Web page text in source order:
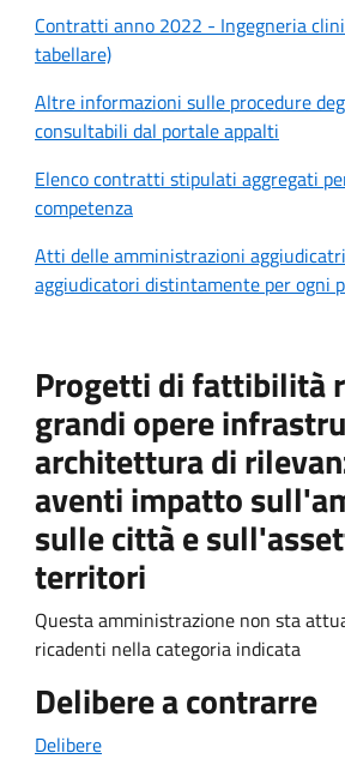
Contratti anno 2022 - Ingegneria
tabellare)
Altre informazioni sulle procedure
consultabili dal portale appalti
Elenco contratti stipulati aggregati
competenza
Atti delle amministrazioni
aggiudicatori distintamente per ogni
Progetti di fattibilità
grandi opere
architettura di
aventi impatto
sulle città e
territori
Questa amministrazione non sta
ricadenti nella categoria indicata
Delibere a contrarre
Delibere